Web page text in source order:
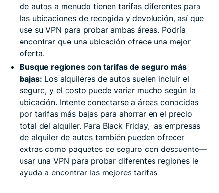
de autos a menudo tienen tarifas diferentes para
las ubicaciones de recogida y devolución, así que
use su VPN para probar ambas áreas. Podría
encontrar que una ubicación ofrece una mejor
oferta.
Busque regiones con tarifas de seguro más
bajas: Los alquileres de autos suelen incluir el
seguro, y el costo puede variar mucho según la
ubicación. Intente conectarse a áreas conocidas
por tarifas más bajas para ahorrar en el precio
total del alquiler. Para Black Friday, las empresas
de alquiler de autos también pueden ofrecer
extras como paquetes de seguro con descuento—
usar una VPN para probar diferentes regiones le
ayuda a encontrar las mejores tarifas